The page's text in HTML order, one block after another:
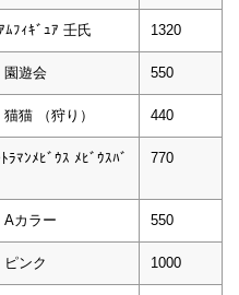
ﾌｨｷﾞｭｱ 壬氏 1320
園遊会 550
猫 （狩り） 440
ﾏﾝﾒﾋﾞｳｽ ﾒﾋﾞｳｽﾊﾞ
770
Aカラー 550
ンク 1000